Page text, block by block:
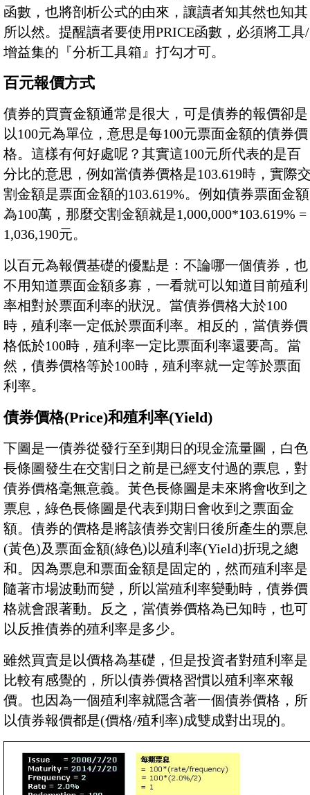
函數，也將剖析公式的由來，讓讀者知其然也知其
所以然。提醒讀者要使用PRICE函數，必須將工具/
增益集的『分析工具箱』打勾才可。
百元報價方式
債券的買賣金額通常是很大，可是債券的報價卻是
以100元為單位，意思是每100元票面金額的債券價
格。這樣有何好處呢？其實這100元所代表的是百
分比的意思，例如當債券價格是103.619時，實際
割金額是票面金額的103.619%。例如債券票面金額
為100萬，那麼交割金額就是1,000,000*103.619% =
1,036,190元。
以百元為報價基礎的優點是：不論哪一個債券，也
不用知道票面金額多寡，一看就可以知道目前殖利
率相對於票面利率的狀況。當債券價格大於100
時，殖利率一定低於票面利率。相反的，當債券價
格低於100時，殖利率一定比票面利率還要高。當
然，債券價格等於100時，殖利率就一定等於票面
利率。
債券價格(Price)和殖利率(Yield)
下圖是一債券從發行至到期日的現金流量圖，白色
長條圖發生在交割日之前是已經支付過的票息，對
債券價格毫無意義。黃色長條圖是未來將會收到之
票息，綠色長條圖是代表到期日會收到之票面金
額。債券的價格是將該債券交割日後所產生的票息
(黃色)及票面金額(綠色)以殖利率(Yield)折現之總
和。因為票息和票面金額是固定的，然而殖利率是
隨著市場波動而變，所以當殖利率變動時，債券價
格就會跟著動。反之，當債券價格為已知時，也可
以反推債券的殖利率是多少。
雖然買賣是以價格為基礎，但是投資者對殖利率是
比較有感覺的，所以債券價格習慣以殖利率來報
價。也因為一個殖利率就隱含著一個債券價格，所
以債券報價都是(價格/殖利率)成雙成對出現的。